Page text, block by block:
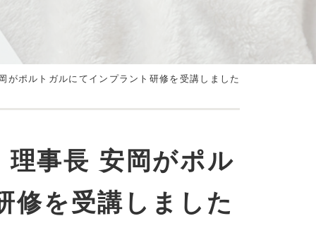
がポルトガルにてインプラント研修を受講しました
理事長 安岡がポル
修を受講しました